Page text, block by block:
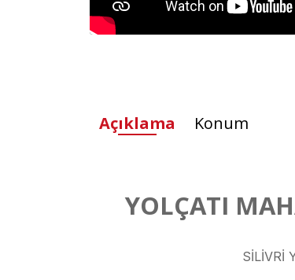
Açıklama Konum
YOLÇATI
SİLİVRİ